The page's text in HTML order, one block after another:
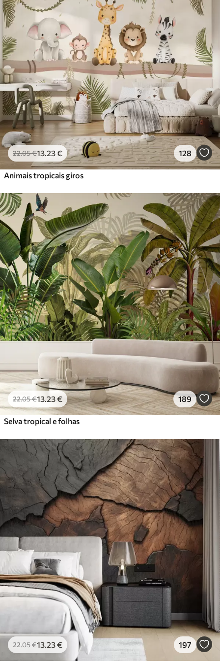
Standard
27.00 €/m²
Premium
56.6734.00€/m²
Vinil Premium
65.0039.00€/m²
Peel and Stick
81.6749.00€/m²
22.05€13 .23€ 128
Animais tropicais giros
22.05€13 .23€ 189
Selva tropical e folhas
22.05€13 .23€ 197